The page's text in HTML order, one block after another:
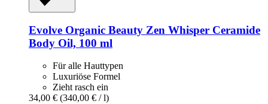
Evolve Organic Beauty Zen Whisper Ceramide
Body Oil, 100 ml
Für alle Hauttypen
Luxuriöse Formel
Zieht rasch ein
34,00 € (340,00 € / l)